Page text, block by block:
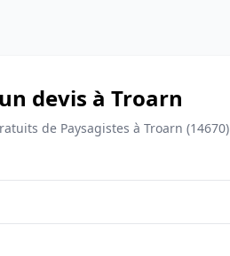
devis à Troarn
de Paysagistes à Troarn (14670)